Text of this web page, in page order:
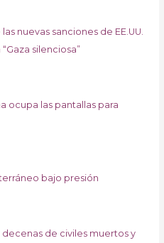
nuevas sanciones de EE.UU.
silenciosa”
ocupa las pantallas para
bajo presión
de civiles muertos y